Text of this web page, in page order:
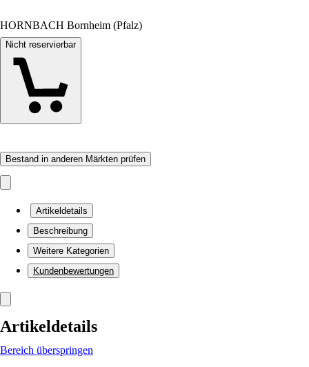
HORNBACH Bornheim (Pfalz)
Nicht reservierbar
Bestand in anderen Märkten prüfen
Artikeldetails
Beschreibung
Weitere Kategorien
Kundenbewertungen
Artikeldetails
Bereich überspringen